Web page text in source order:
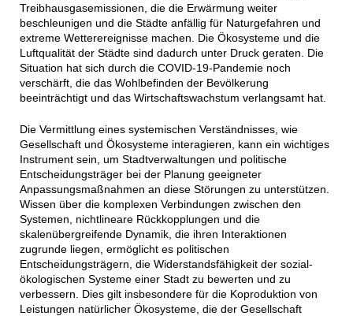
Treibhausgasemissionen, die die Erwärmung weiter
beschleunigen und die Städte anfällig für Naturgefahren und
extreme Wetterereignisse machen. Die Ökosysteme und die
Luftqualität der Städte sind dadurch unter Druck geraten. Die
Situation hat sich durch die COVID-19-Pandemie noch
verschärft, die das Wohlbefinden der Bevölkerung
beeinträchtigt und das Wirtschaftswachstum verlangsamt hat.
Die Vermittlung eines systemischen Verständnisses, wie
Gesellschaft und Ökosysteme interagieren, kann ein wichtiges
Instrument sein, um Stadtverwaltungen und politische
Entscheidungsträger bei der Planung geeigneter
Anpassungsmaßnahmen an diese Störungen zu unterstützen.
Wissen über die komplexen Verbindungen zwischen den
Systemen, nichtlineare Rückkopplungen und die
skalenübergreifende Dynamik, die ihren Interaktionen
zugrunde liegen, ermöglicht es politischen
Entscheidungsträgern, die Widerstandsfähigkeit der sozial-
ökologischen Systeme einer Stadt zu bewerten und zu
verbessern. Dies gilt insbesondere für die Koproduktion von
Leistungen natürlicher Ökosysteme, die der Gesellschaft